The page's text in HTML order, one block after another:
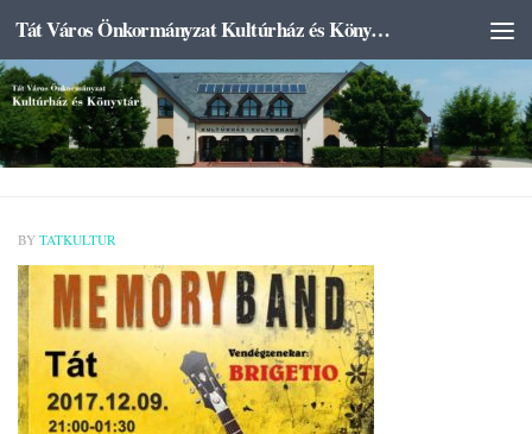
Skip to content Tát Város Önkormányzat Kultúrház és Könyvtár
BY TATKULTUR